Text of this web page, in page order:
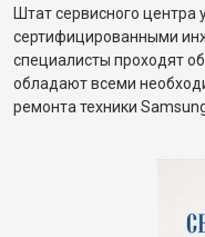
Штат сервисного центра
сертифицированными
специалисты проходят
обладают всеми
ремонта техники